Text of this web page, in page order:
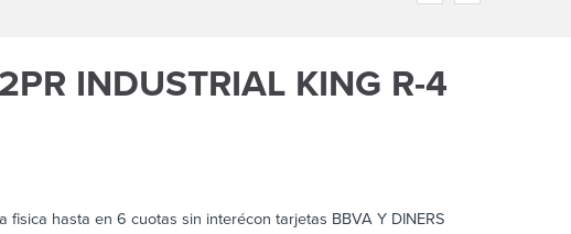
INDUSTRIAL KING R-4
fisica hasta en 6 cuotas sin interécon tarjetas BBVA Y DINERS